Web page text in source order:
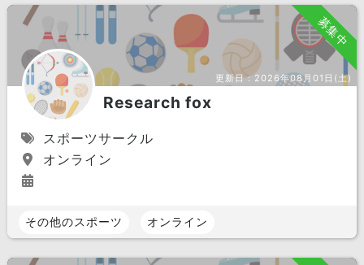
募集中
更新日：2026年08月01日(土)
Research fox
スポーツサークル
オンライン
その他のスポーツ オンライン